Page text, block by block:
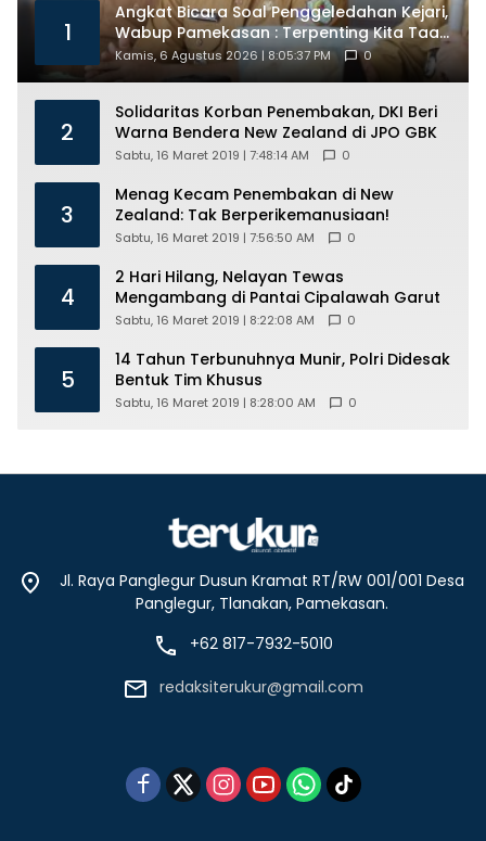
1
Angkat Bicara Soal Penggeledahan Kejari,
Wabup Pamekasan : Terpenting Kita Taat
Hukum
Kamis, 6 Agustus 2026 | 8:05:37 PM 0
2
Solidaritas Korban Penembakan, DKI Beri
Warna Bendera New Zealand di JPO GBK
Sabtu, 16 Maret 2019 | 7:48:14 AM 0
3
Menag Kecam Penembakan di New
Zealand: Tak Berperikemanusiaan!
Sabtu, 16 Maret 2019 | 7:56:50 AM 0
4
2 Hari Hilang, Nelayan Tewas
Mengambang di Pantai Cipalawah Garut
Sabtu, 16 Maret 2019 | 8:22:08 AM 0
5
14 Tahun Terbunuhnya Munir, Polri Didesak
Bentuk Tim Khusus
Sabtu, 16 Maret 2019 | 8:28:00 AM 0
Jl. Raya Panglegur Dusun Kramat RT/RW 001/001 Desa
Panglegur, Tlanakan, Pamekasan.
+62 817-7932-5010
redaksiterukur@gmail.com